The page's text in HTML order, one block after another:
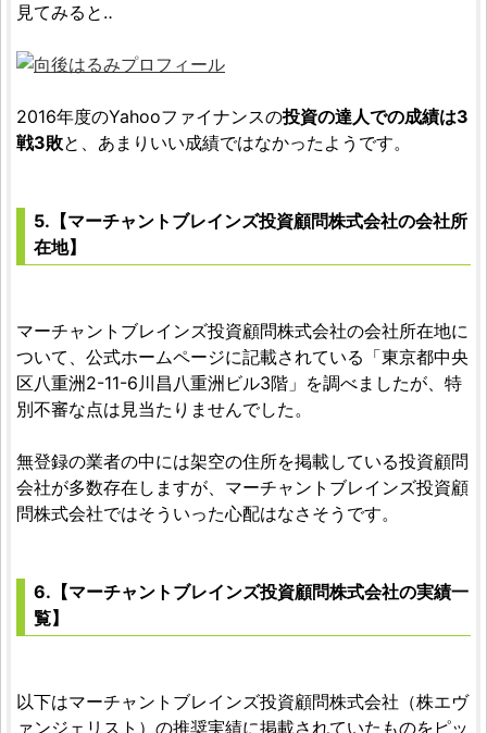
見てみると‥
2016年度のYahooファイナンスの投資の達人での成績は3
戦3敗と、あまりいい成績ではなかったようです。
5.【マーチャントブレインズ投資顧問株式会社の会社所
在地】
マーチャントブレインズ投資顧問株式会社の会社所在地に
ついて、公式ホームページに記載されている「東京都中央
区八重洲2-11-6川昌八重洲ビル3階」を調べましたが、特
別不審な点は見当たりませんでした。
無登録の業者の中には架空の住所を掲載している投資顧問
会社が多数存在しますが、マーチャントブレインズ投資顧
問株式会社ではそういった心配はなさそうです。
6.【マーチャントブレインズ投資顧問株式会社の実績一
覧】
以下はマーチャントブレインズ投資顧問株式会社（株エヴ
ァンジェリスト）の推奨実績に掲載されていたものをピッ